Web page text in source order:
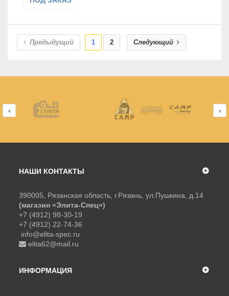
Предыдущий 1 2 Следующий
‹ ›
НАШИ КОНТАКТЫ
390005, Рязанская область, г.Рязань, ул.Пушкина, д.14
(магазин «Элита-Спец»)
+7 (4912) 98-30-19
+7 (4912) 22-74-36
info@elita-spec.ru
elita62@mail.ru
ИНФОРМАЦИЯ